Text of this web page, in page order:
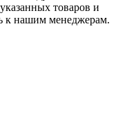
товаров и
к нашим менеджерам.